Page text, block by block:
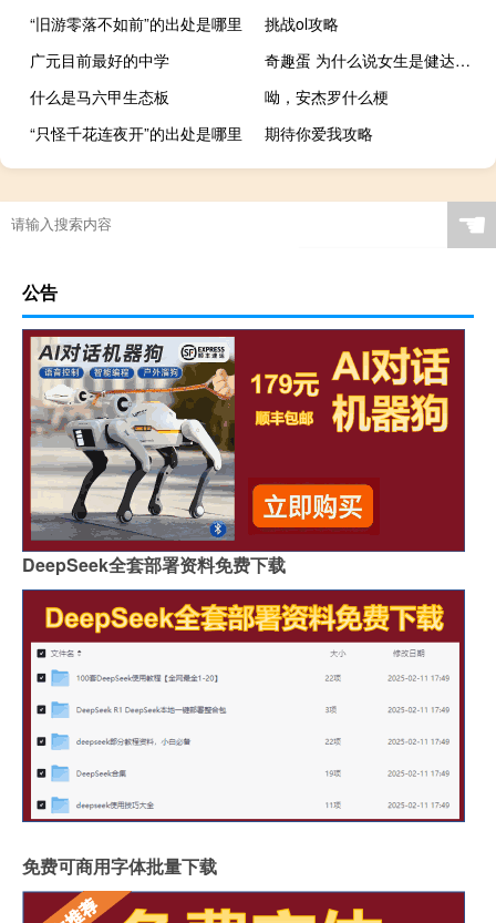
“旧游零落不如前”的出处是哪里
挑战ol攻略
广元目前最好的中学
奇趣蛋 为什么说女生是健达奇趣蛋什么梗
什么是马六甲生态板
呦，安杰罗什么梗
“只怪千花连夜开”的出处是哪里
期待你爱我攻略
☚
公告
DeepSeek全套部署资料免费下载
免费可商用字体批量下载